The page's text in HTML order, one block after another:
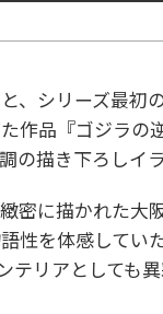
、シリーズ最初
作品『ゴジラの
の描き下ろしイ
密に描かれた大
性を体感してい
リアとしても異